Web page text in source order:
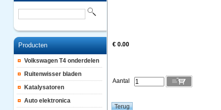
Producten
Volkswagen T4 onderdelen
Ruitenwisser bladen
Katalysatoren
Auto elektronica
€ 0.00
Aantal